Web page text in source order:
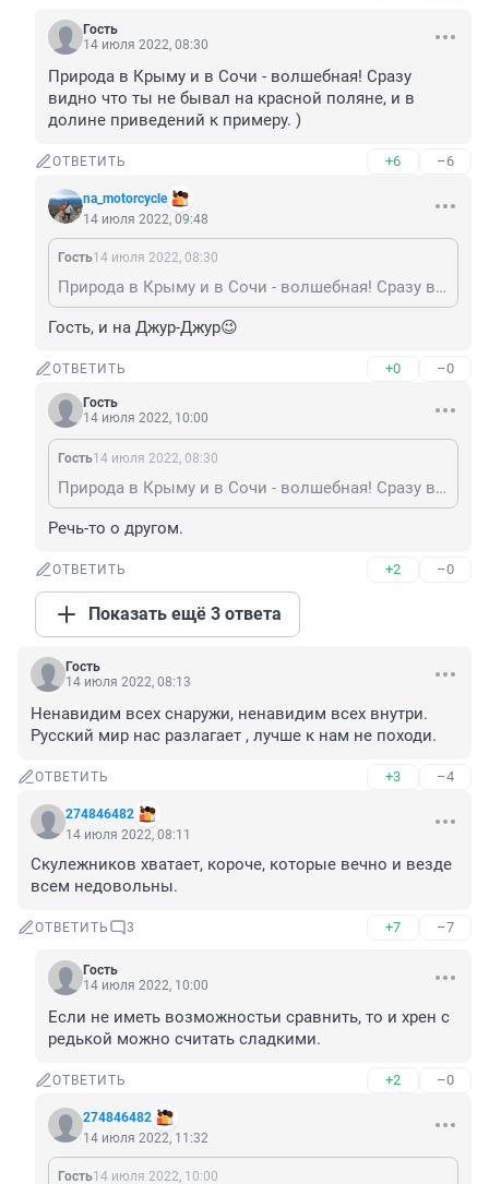
Гость
14 июля 2022, 08:30
Природа в Крыму и в Сочи - волшебная! Сразу
видно что ты не бывал на красной поляне, и в
долине приведений к примеру. )
ОТВЕТИТЬ +6 –6
na_motorcycle
14 июля 2022, 09:48
Гость14 июля 2022, 08:30
Природа в Крыму и в Сочи - волшебная! Сразу видно что ты не бывал на красной поляне, и в долине приведений к примеру. )
Гость, и на Джур-Джур😉
ОТВЕТИТЬ +0 –0
Гость
14 июля 2022, 10:00
Гость14 июля 2022, 08:30
Природа в Крыму и в Сочи - волшебная! Сразу видно что ты не бывал на красной поляне, и в долине приведений к примеру. )
Речь-то о другом.
ОТВЕТИТЬ +2 –0
Показать ещё 3 ответа
Гость
14 июля 2022, 08:13
Ненавидим всех снаружи, ненавидим всех внутри.
Русский мир нас разлагает , лучше к нам не походи.
ОТВЕТИТЬ +3 –4
274846482
14 июля 2022, 08:11
Скулежников хватает, короче, которые вечно и везде
всем недовольны.
ОТВЕТИТЬ 3 +7 –7
Гость
14 июля 2022, 10:00
Если не иметь возможностьи сравнить, то и хрен с
редькой можно считать сладкими.
ОТВЕТИТЬ +2 –0
274846482
14 июля 2022, 11:32
Гость14 июля 2022, 10:00